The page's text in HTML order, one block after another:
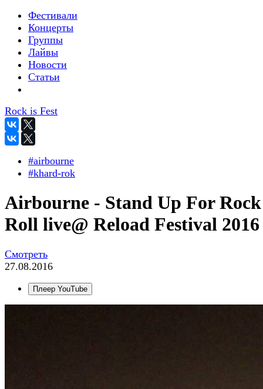
Фестивали
Концерты
Группы
Лайвы
Новости
Статьи
Rock is Fest
#airbourne
#khard-rok
Airbourne - Stand Up For
Roll live@ Reload Festival 2016
Смотреть
27.08.2016
Плеер YouTube